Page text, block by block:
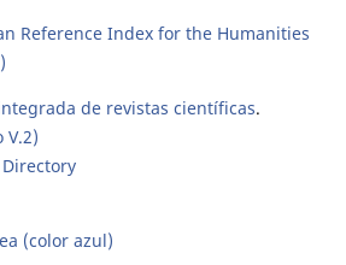
Reference Index for the Humanities
de revistas científicas.
V.2)
(color azul)